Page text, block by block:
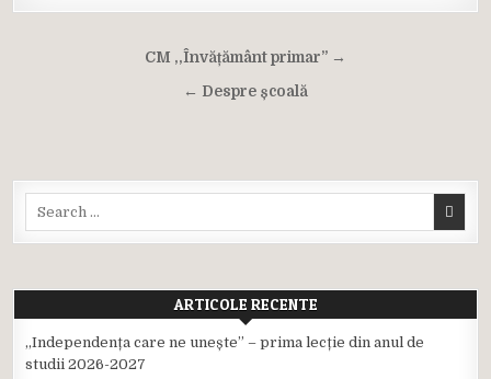
CM ,,Învățământ primar” →
← Despre școală
ARTICOLE RECENTE
,,Independența care ne unește” – prima lecție din anul de
studii 2026-2027